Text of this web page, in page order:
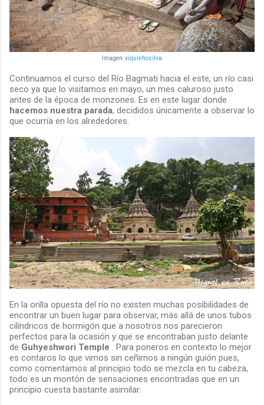
Imagen:xiquinhosilva
Continuamos el curso del Río Bagmati hacia el este, un río casi
seco ya que lo visitamos en mayo, un mes caluroso justo
antes de la época de monzones. Es en este lugar donde
hacemos nuestra parada, decididos únicamente a observar lo
que ocurría en los alrededores.
En la orilla opuesta del río no existen muchas posibilidades de
encontrar un buen lugar para observar, más allá de unos tubos
cilíndricos de hormigón que a nosotros nos parecieron
perfectos para la ocasión y que se encontraban justo delante
de Guhyeshwori Temple . Para poneros en contexto lo mejor
es contaros lo que vimos sin ceñirnos a ningún guión pues,
como comentamos al principio todo se mezcla en tu cabeza,
todo es un montón de sensaciones encontradas que en un
principio cuesta bastante asimilar.